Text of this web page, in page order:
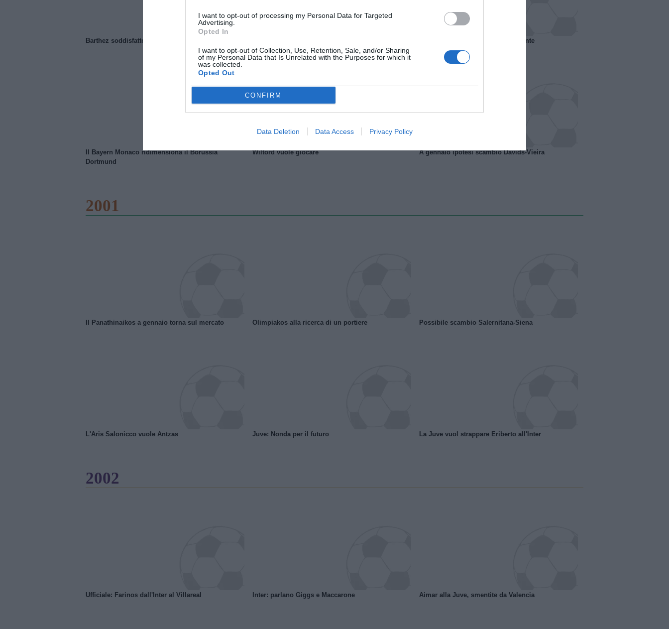
I want to opt-out of processing my Personal Data for Targeted
Advertising.
Opted In
I want to opt-out of Collection, Use, Retention, Sale, and/or Sharing
of my Personal Data that Is Unrelated with the Purposes for which it
was collected.
Opted Out
CONFIRM
Data Deletion Data Access Privacy Policy
Barthez soddisfatto del Manchester United Francia, il Marsiglia senza presidente
Il Bayern Monaco ridimensiona il Borussia
Dortmund
Wiltord vuole giocare A gennaio ipotesi scambio Davids-Vieira
2001
Il Panathinaikos a gennaio torna sul mercato Olimpiakos alla ricerca di un portiere Possibile scambio Salernitana-Siena
L'Aris Salonicco vuole Antzas Juve: Nonda per il futuro La Juve vuol strappare Eriberto all'Inter
2002
Ufficiale: Farinos dall'Inter al Villareal Inter: parlano Giggs e Maccarone Aimar alla Juve, smentite da Valencia